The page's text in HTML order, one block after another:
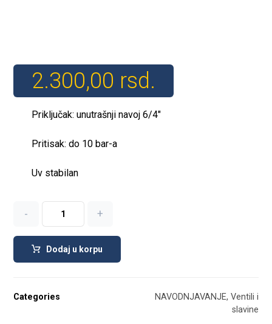
2.300,00 rsd.
Priključak: unutrašnji navoj 6/4″
Pritisak: do 10 bar-a
Uv stabilan
- +
Dodaj u korpu
Categories NAVODNJAVANJE, Ventili i
slavine